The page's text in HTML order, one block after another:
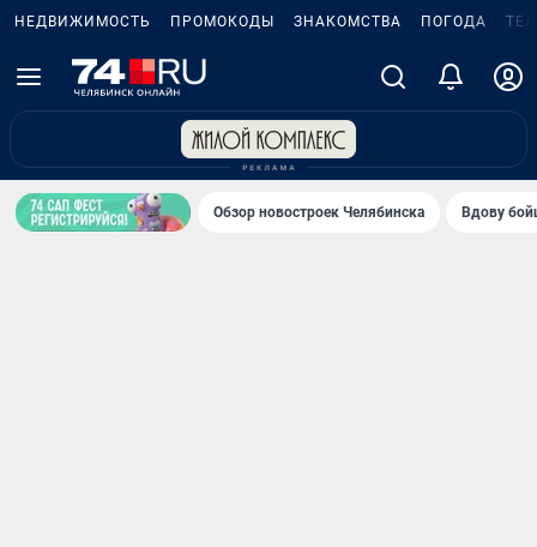
НЕДВИЖИМОСТЬ ПРОМОКОДЫ ЗНАКОМСТВА ПОГОДА
Обзор новостроек Челябинска Вдову